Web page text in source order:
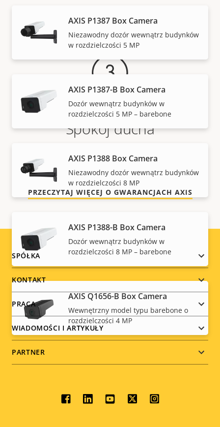
AXIS P1387 Box Camera
Niezawodny dozór wewnątrz budynków
w rozdzielczości 5 MP
AXIS P1387-B Box Camera
Dozór wewnątrz budynków w
rozdzielczości 5 MP – barebone
AXIS P1388 Box Camera
Niezawodny dozór wewnątrz budynków
w rozdzielczości 8 MP
AXIS P1388-B Box Camera
Dozór wewnątrz budynków w
rozdzielczości 8 MP – barebone
AXIS Q1656-B Box Camera
Wewnętrzny model typu barebone o
rozdzielczości 4 MP
Gwarancja
Spokój ducha
Nasza 3-letnia gwarancja zapewnia bezproblemowe
użytkowanie i kontrolę nad kosztami.
PRZECZYTAJ WIĘCEJ O GWARANCJACH AXIS
Footer
menu
SPÓŁKA
KONTAKT
PRACA
WIADOMOŚCI I ARTYKUŁY
PARTNER
Social